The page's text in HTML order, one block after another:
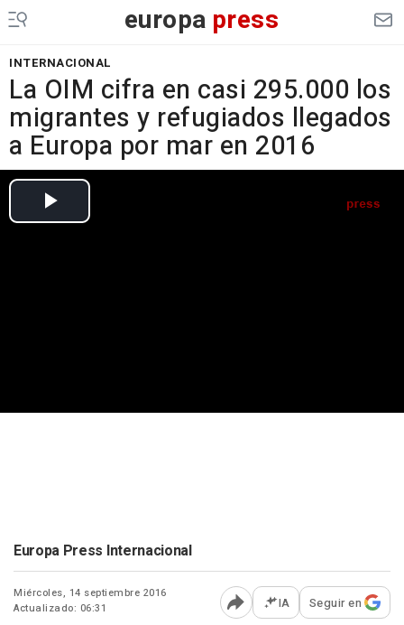
europa press
INTERNACIONAL
La OIM cifra en casi 295.000 los
migrantes y refugiados llegados
a Europa por mar en 2016
Europa Press Internacional
Miércoles, 14 septiembre 2016
Actualizado: 06:31
Abrir opciones para
IA Seguir en